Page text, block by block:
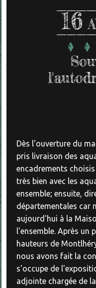
16
Dès l'ouverture du
pris livraison des
encadrements
très bien avec les
ensemble; ensuite,
départementales car
aujourd'hui à la
l'ensemble. Après un
hauteurs de
nous avons fait la
s'occupe de
adjointe chargée de